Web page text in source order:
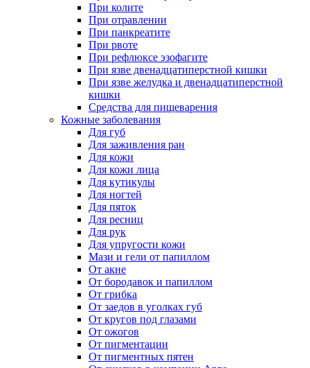
При колите
При отравлении
При панкреатите
При рвоте
При рефлюксе эзофагите
При язве двенадцатиперстной кишки
При язве желудка и двенадцатиперстной
кишки
Средства для пищеварения
Кожные заболевания
Для губ
Для заживления ран
Для кожи
Для кожи лица
Для кутикулы
Для ногтей
Для пяток
Для ресниц
Для рук
Для упругости кожи
Мази и гели от папиллом
От акне
От бородавок и папиллом
От грибка
От заедов в уголках губ
От кругов под глазами
От ожогов
От пигментации
От пигментных пятен